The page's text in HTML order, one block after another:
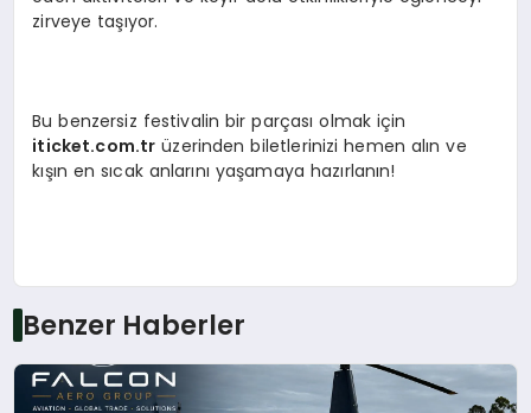
zirveye taşıyor.
Bu benzersiz festivalin bir parçası olmak için
iticket.com.tr üzerinden biletlerinizi hemen alın ve
kışın en sıcak anlarını yaşamaya hazırlanın!
Benzer Haberler